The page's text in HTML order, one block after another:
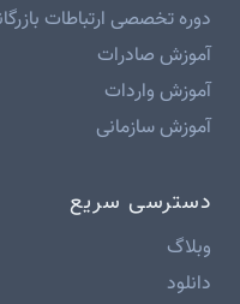
دوره تخصصی ارتباطات
آموزش صادرات
آموزش واردات
آموزش سازمانی
دسترسی سریع
وبلاگ
دانلود